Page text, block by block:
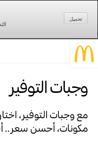
تحميل
وجبات التوفير
مع وجبات التوفير،
مكونات، أحسن سعر..